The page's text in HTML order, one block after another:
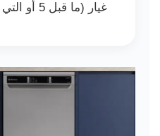
غيار (ما قبل 5 أو التي تتخطى الـ 25 عاماً).